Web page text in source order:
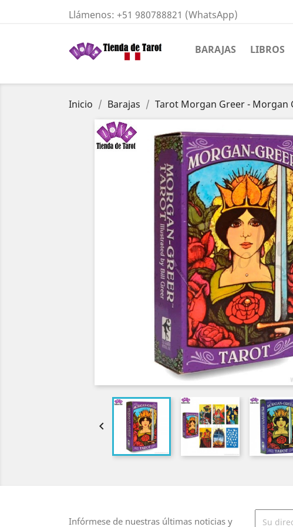
Llámenos: +51 980788821 (WhatsApp)
BARAJAS LIBROS
Inicio Barajas Tarot Morgan Greer - Morgan

Infórmese de nuestras últimas noticias y